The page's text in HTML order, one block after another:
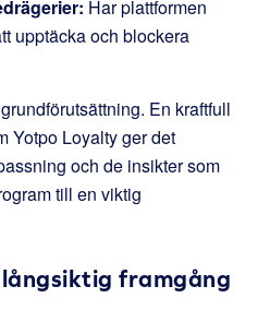
Har plattformen
upptäcka och blockera
En kraftfull
Yotpo Loyalty ger det
och de insikter som
till en viktig
framgång